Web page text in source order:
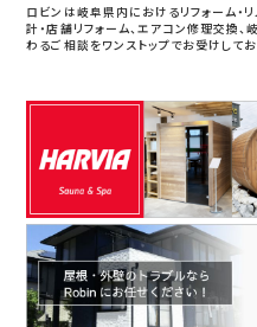
ロビンは岐阜県内におけるリフォーム・リ
計・店舗リフォーム、エアコン修理交換、
わるご相談をワンストップでお受けしてお